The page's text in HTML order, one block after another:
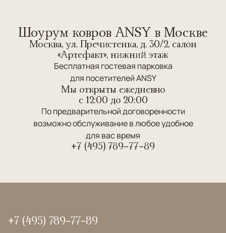
Шоурум ковров ANSY в Москве
Москва, ул. Пречистенка, д. 30/2, салон
«Артефакт», нижний этаж
Бесплатная гостевая парковка
для посетителей ANSY
Мы открыты ежедневно
c 12:00 до 20:00
По предварительной договоренности
возможно обслуживание в любое удобное
для вас время
+7 (495) 789-77-89
+7 (495) 789-77-89